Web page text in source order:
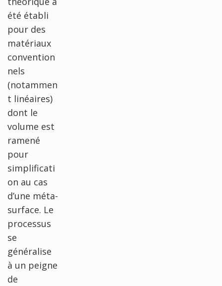
été établi
pour des
matériaux
convention
nels
(notammen
t linéaires)
dont le
volume est
ramené
pour
simplificati
on au cas
d’une méta-
surface. Le
processus
se
généralise
à un peigne
de